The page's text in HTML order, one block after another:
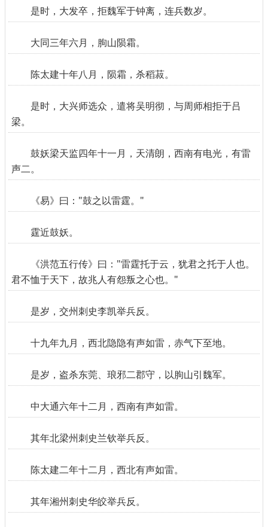
是时，大发卒，拒魏军于钟离，连兵数岁。
大同三年六月，朐山陨霜。
陈太建十年八月，陨霜，杀稻菽。
是时，大兴师选众，遣将吴明彻，与周师相拒于吕
梁。
鼓妖梁天监四年十一月，天清朗，西南有电光，有雷
声二。
《易》曰："鼓之以雷霆。"
霆近鼓妖。
《洪范五行传》曰："雷霆托于云，犹君之托于人也。
君不恤于天下，故兆人有怨叛之心也。"
是岁，交州刺史李凯举兵反。
十九年九月，西北隐隐有声如雷，赤气下至地。
是岁，盗杀东莞、琅邪二郡守，以朐山引魏军。
中大通六年十二月，西南有声如雷。
其年北梁州刺史兰钦举兵反。
陈太建二年十二月，西北有声如雷。
其年湘州刺史华皎举兵反。